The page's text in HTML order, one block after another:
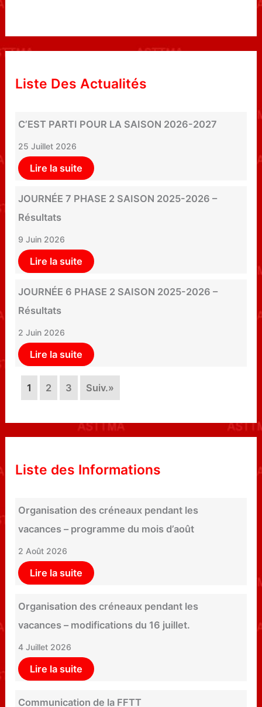
Liste Des Actualités
C’EST PARTI POUR LA SAISON 2026-2027
25 Juillet 2026
Lire la suite
JOURNÉE 7 PHASE 2 SAISON 2025-2026 –
Résultats
9 Juin 2026
Lire la suite
JOURNÉE 6 PHASE 2 SAISON 2025-2026 –
Résultats
2 Juin 2026
Lire la suite
1 2 3 Suiv.»
Liste des Informations
Organisation des créneaux pendant les
vacances – programme du mois d’août
2 Août 2026
Lire la suite
Organisation des créneaux pendant les
vacances – modifications du 16 juillet.
4 Juillet 2026
Lire la suite
Communication de la FFTT